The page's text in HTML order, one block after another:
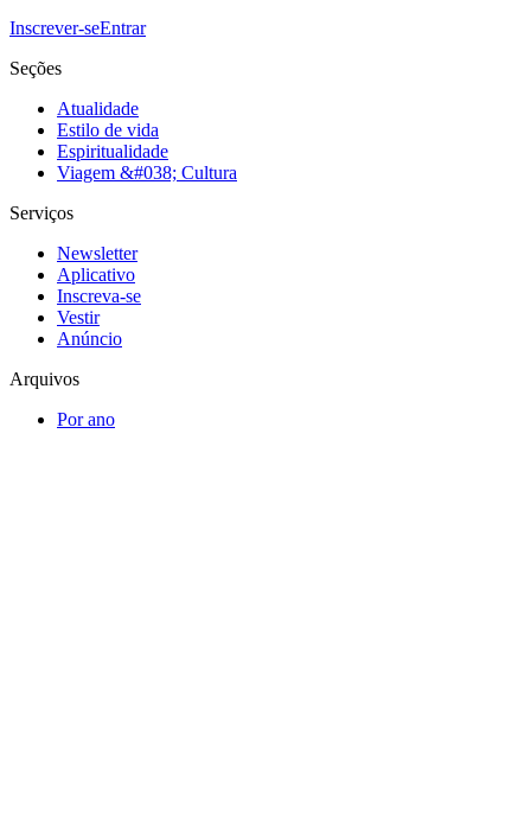
Inscrever-seEntrar
Seções
Atualidade
Estilo de vida
Espiritualidade
Viagem &#038; Cultura
Serviços
Newsletter
Aplicativo
Inscreva-se
Vestir
Anúncio
Arquivos
Por ano